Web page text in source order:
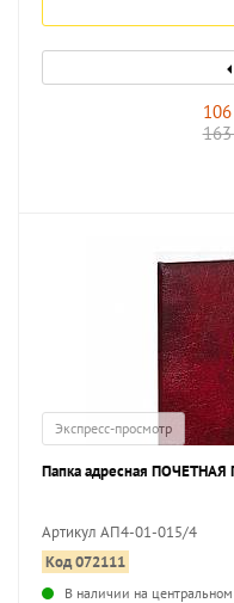
106
Экспресс-просмотр
Папка адресная
Артикул АП4-01-015/4
Код 072111
В наличии на